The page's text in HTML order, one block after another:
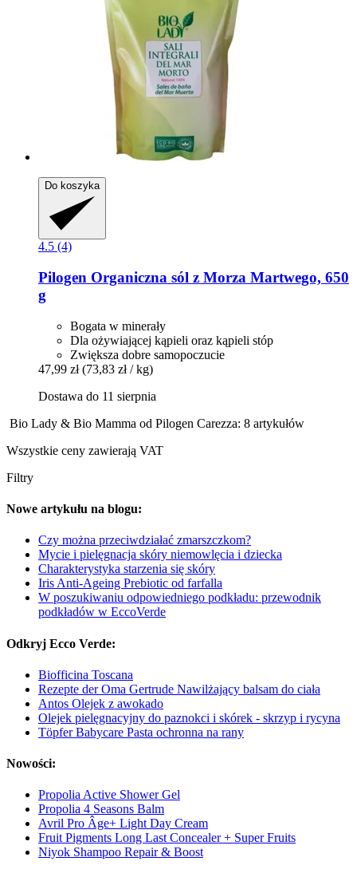
Do koszyka
4.5 (4)
Pilogen Organiczna sól z Morza Martwego, 650
g
Bogata w minerały
Dla ożywiającej kąpieli oraz kąpieli stóp
Zwiększa dobre samopoczucie
47,99 zł (73,83 zł / kg)
Dostawa do 11 sierpnia
Bio Lady & Bio Mamma od Pilogen Carezza: 8 artykułów
Wszystkie ceny zawierają VAT
Filtry
Nowe artykułu na blogu:
Czy można przeciwdziałać zmarszczkom?
Mycie i pielęgnacja skóry niemowlęcia i dziecka
Charakterystyka starzenia się skóry
Iris Anti-Ageing Prebiotic od farfalla
W poszukiwaniu odpowiedniego podkładu: przewodnik
podkładów w EccoVerde
Odkryj Ecco Verde:
Biofficina Toscana
Rezepte der Oma Gertrude Nawilżający balsam do ciała
Antos Olejek z awokado
Olejek pielęgnacyjny do paznokci i skórek - skrzyp i rycyna
Töpfer Babycare Pasta ochronna na rany
Nowości:
Propolia Active Shower Gel
Propolia 4 Seasons Balm
Avril Pro Âge+ Light Day Cream
Fruit Pigments Long Last Concealer + Super Fruits
Niyok Shampoo Repair & Boost